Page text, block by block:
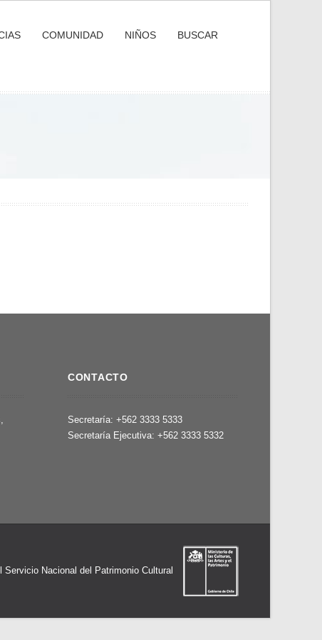
COMUNIDAD NIÑOS BUSCAR
CONTACTO
Secretaría: +562 3333 5333
Secretaría Ejecutiva: +562 3333 5332
Servicio Nacional del Patrimonio Cultural